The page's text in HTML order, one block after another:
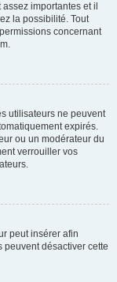
importantes et il
la possibilité. Tout
concernant
utilisateurs ne peuvent
expirés.
ou un modérateur du
verrouiller vos
peut insérer afin
peuvent désactiver cette